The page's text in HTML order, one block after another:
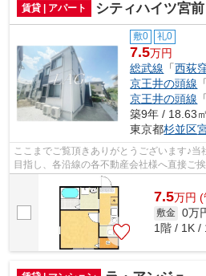
賃貸 | アパート シティハイツ宮前
敷0 礼0
7.5万円
総武線 「西荻
京王井の頭線 「
京王井の頭線 「
築9年 / 18.63㎡
東京都杉並区
ここまでご覧頂きありがとうございます♪
目指し、各沿線の各不動産会社様へ直接ご
様へ提供しております！最新の情報は...
7.5万円 (
敷金 0万
1階 / 1K /